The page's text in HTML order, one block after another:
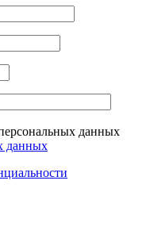
данных
данных